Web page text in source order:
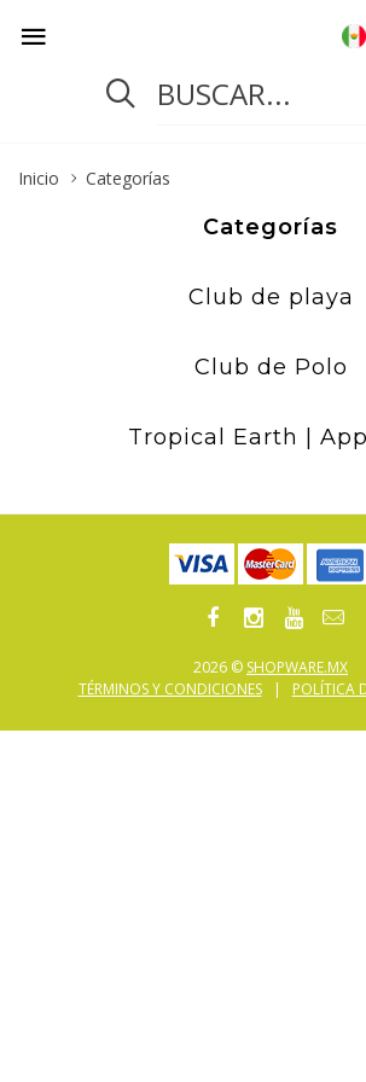
Inicio Categorías
Categorías
Club de playa
Club de Polo
Tropical Earth |
2026 © SHOPWARE.MX
TÉRMINOS Y CONDICIONES
| POLÍTICA